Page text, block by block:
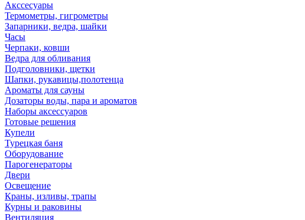
Аксcесуары
Термометры, гигрометры
Запарники, ведра, шайки
Часы
Черпаки, ковши
Ведра для обливания
Подголовники, щетки
Шапки, рукавицы,полотенца
Ароматы для сауны
Дозаторы воды, пара и ароматов
Наборы аксессуаров
Готовые решения
Купели
Турецкая баня
Оборудование
Парогенераторы
Двери
Освещение
Краны, изливы, трапы
Курны и раковины
Вентиляция